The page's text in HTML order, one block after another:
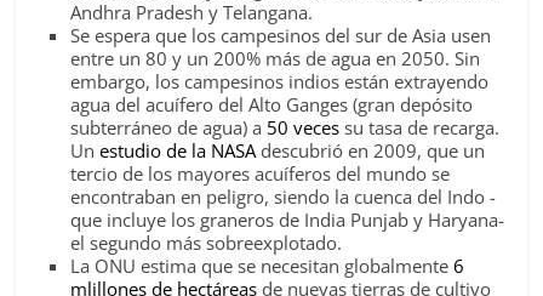
Andhra Pradesh y Telangana.
Se espera que los campesinos del sur de Asia usen
entre un 80 y un 200% más de agua en 2050. Sin
embargo, los campesinos indios están extrayendo
agua del acuífero del Alto Ganges (gran depósito
subterráneo de agua) a 50 veces su tasa de recarga.
Unestudio de la NASAdescubrió en 2009, que un
tercio de los mayores acuíferos del mundo se
encontraban en peligro, siendo la cuenca del Indo -
que incluye los graneros de India Punjab y Haryana-
el segundo más sobreexplotado.
La ONU estima que se necesitan globalmente6
mlillones de hectáreas de nuevas tierras de cultivo